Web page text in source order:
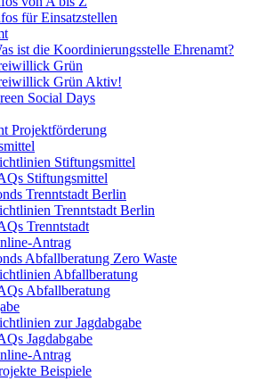
für Einsatzstellen
ist die Koordinierungsstelle Ehrenamt?
Grün
Grün Aktiv!
Social Days
Projektförderung
Stiftungsmittel
Stiftungsmittel
Trenntstadt Berlin
Trenntstadt Berlin
Trenntstadt
Antrag
Abfallberatung Zero Waste
Abfallberatung
Abfallberatung
zur Jagdabgabe
Jagdabgabe
Antrag
Beispiele